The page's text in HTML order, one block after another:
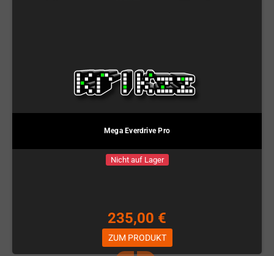
Mega Everdrive Pro
Nicht auf Lager
235,00 €
ZUM PRODUKT